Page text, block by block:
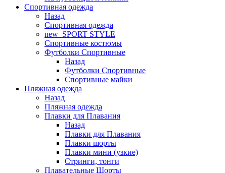
Спортивная одежда
Назад
Спортивная одежда
new_SPORT STYLE
Спортивные костюмы
Футболки Спортивные
Назад
Футболки Спортивные
Спортивные майки
Пляжная одежда
Назад
Пляжная одежда
Плавки для Плавания
Назад
Плавки для Плавания
Плавки шорты
Плавки мини (узкие)
Стринги, тонги
Плавательные Шорты